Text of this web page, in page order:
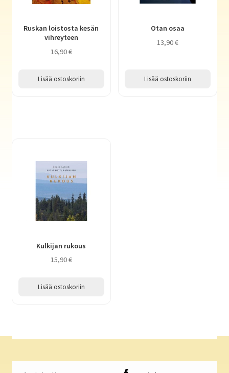
Ruskan loistosta kesän
vihreyteen
16,90€
Lisää ostoskoriin
Otan osaa
13,90€
Lisää ostoskoriin
Kulkijan rukous
15,90€
Lisää ostoskoriin